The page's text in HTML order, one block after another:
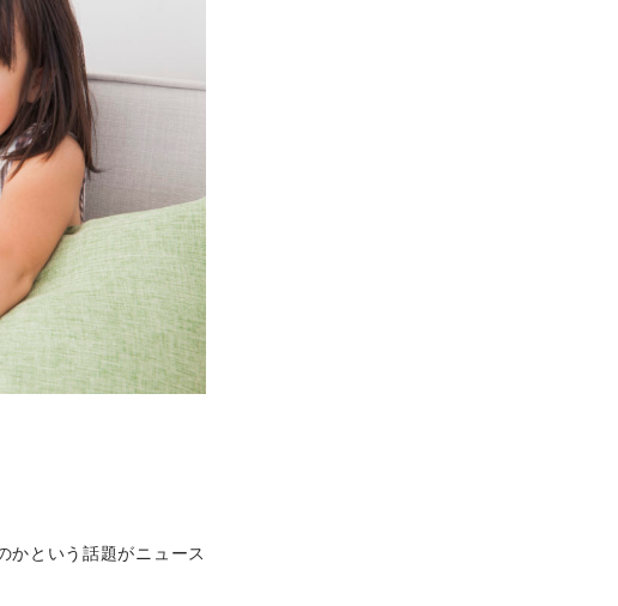
かという話題がニュース